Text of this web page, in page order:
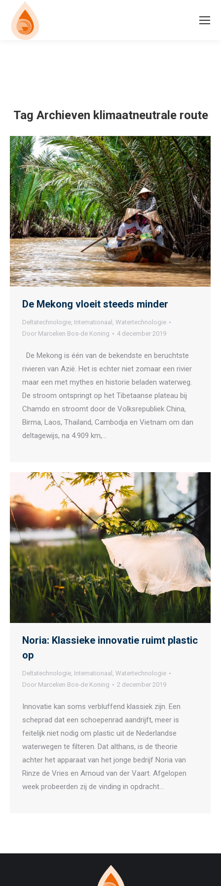
Tag Archieven klimaatneutrale route
De Mekong vloeit steeds minder
Deltatechnologie, Internationaal , Watertechnologie
Door Marcelien Bos-de Koning 4 december 2019
De Mekong is één van de bekendste en beruchtste
rivieren van Azië. Het is echter niet zomaar een rivier
maar een met mythes en historie beladen waterweg.
De stroom ontspringt op het Tibetaanse plateau bij
Chamdo en stroomt door de Volksrepubliek China,
Birma, Laos, Thailand, Cambodja en Vietnam om dan
deltagewijs, na 4.909 km,…
Noria: Klassieke innovatie ruimt plastic
op
Deltatechnologie, Internationaal , Watertechnologie
Door Marcelien Bos-de Koning 2 december 2019
Innovatie kan soms verbluffend klassiek zijn. Een
scheprad dat een schoepenrad aandrijft, meer is
feitelijk niet nodig om plastic uit de Nederlandse
waterwegen te filteren. Dat althans, is de theorie
achter het apparaat van het jonge bedrijf Noria van
Rinze de Vries en Arnoud van der Vaart. Afgelopen
week probeerden zij de vinding in opdracht…